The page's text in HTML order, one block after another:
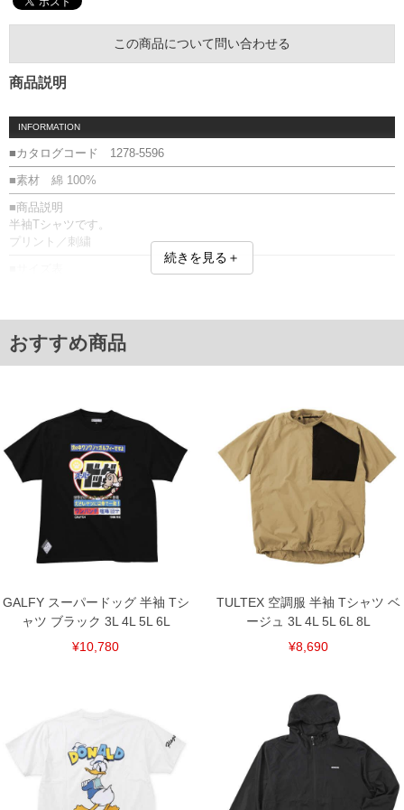
この商品について問い合わせる
商品説明
INFORMATION
■カタログコード 1278-5596
■素材 綿 100%
■商品説明
半袖Tシャツです。
プリント／刺繍
4L/140/80/140/60/25
5L/150/82/150/62/26
6L/160/84/160/64/27
※【返品交換について】
返品交換希望の方は、商品到着後1週間以内にご連絡ください。
下着(肌着)やワイシャツは商品の性質上、返品交換不可とさせて頂いております。予め
ご了承くださいませ。
※【ボトムの裾上げをご希望の場合】
裾上げ料金は500円+税となります。
備考欄に股下●cmとご記入下さい。（裾上げ無料対象商品は1本につき税込6,000円以
上の品が対象。1本5,999円以下の商品は有料（500円+税）となります。）
出荷まで約1週間～20日間程お時間を頂く場合がございます。
尚、裾上げした商品は返品・交換不可となりますので、予めご了承下さい。
※商品によって若干のサイズの誤差がございます。また、お客様がご使用の環境（コ
ンピュータ画面）によって、商品の色味が若干異なる場合がございます。予めご了承
※当店での掲載商品は、実店鋪と在庫を共用しておりますので店頭での売り違い、店
続きを見る＋
おすすめ商品
GALFY スーパードッグ 半袖 Tシ
ャツ ブラック 3L 4L 5L 6L
¥10,780
TULTEX 空調服 半袖 Tシャツ ベ
ージュ 3L 4L 5L 6L 8L
¥8,690